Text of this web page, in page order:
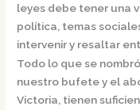
leyes debe tener una
política, temas
intervenir y resaltar
Todo lo que se
nuestro bufete y el
Victoria, tienen